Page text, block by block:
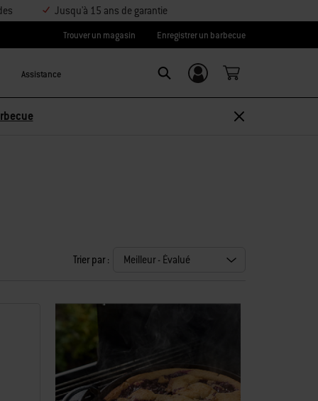
Jusqu'à 15 ans de garantie
Trouver un magasin Enregistrer un barbecue
Assistance
Se connecter/
S’inscrire
Trier par :